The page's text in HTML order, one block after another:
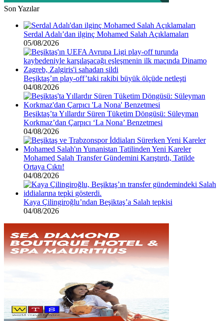
Son Yazılar
Serdal Adalı’dan ilginç Mohamed Salah Açıklamaları
05/08/2026
Beşiktaş’ın play-off’taki rakibi büyük ölçüde netleşti
04/08/2026
Beşiktaş’ta Yıllardır Süren Tüketim Döngüsü: Süleyman
Korkmaz’dan Çarpıcı ‘La Nona’ Benzetmesi
04/08/2026
Mohamed Salah Transfer Gündemini Karıştırdı, Tatilde
Ortaya Çıktı!
04/08/2026
Kaya Çilingiroğlu’ndan Beşiktaş’a Salah tepkisi
04/08/2026